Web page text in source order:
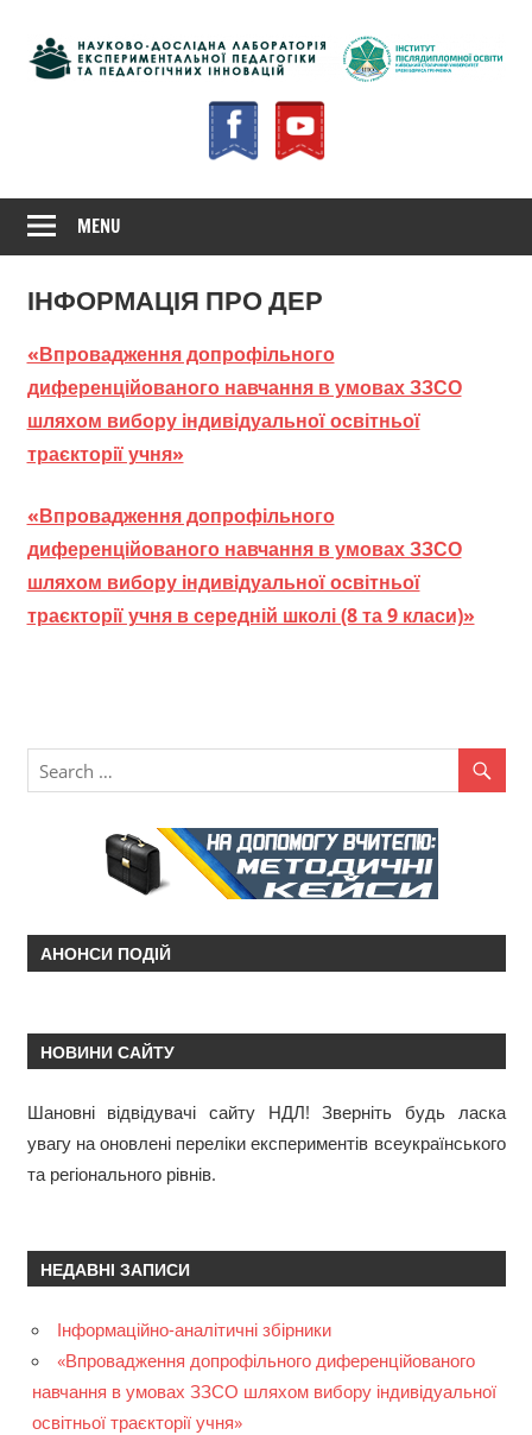
content
Науково-
дослідна
педагогіки
та
педагогічних
MENU
ІНФОРМАЦІЯ ПРО ДЕР
«Впровадження допрофільного
диференційованого навчання в умовах ЗЗСО
шляхом вибору індивідуальної освітньої
траєкторії учня»
«Впровадження допрофільного
диференційованого навчання в умовах ЗЗСО
шляхом вибору індивідуальної освітньої
траєкторії учня в середній школі (8 та 9 класи)»
АНОНСИ ПОДІЙ
НОВИНИ САЙТУ
Шановні відвідувачі сайту НДЛ! Зверніть будь ласка
увагу на оновлені переліки експериментів всеукраїнського
та регіонального рівнів.
НЕДАВНІ ЗАПИСИ
Інформаційно-аналітичні збірники
«Впровадження допрофільного диференційованого
навчання в умовах ЗЗСО шляхом вибору індивідуальної
освітньої траєкторії учня»